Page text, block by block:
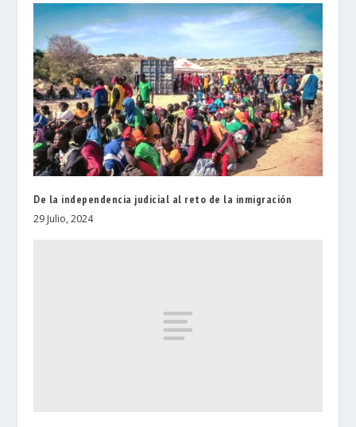
De la independencia judicial al reto de la inmigración
29 Julio, 2024